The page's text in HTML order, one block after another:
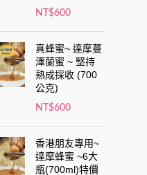
NT$600
真蜂蜜~ 達摩蔓
澤蘭蜜 ~ 堅持
熟成採收 (700
公克)
NT$600
香港朋友專用~
達摩蜂蜜 ~6大
瓶(700ml)特價